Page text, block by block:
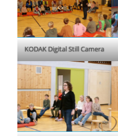
KODAK Digital Still Camera